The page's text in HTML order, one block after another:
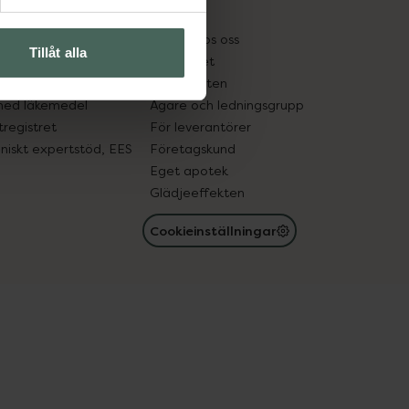
Tillåt alla
in gammal medicin
läkemedel
expertstöd, EES
Pressrum
Jobba hos oss
Hållbarhet
Samarbeten
Ägare och ledningsgrupp
För leverantörer
Företagskund
Eget apotek
Glädjeeffekten
Cookieinställningar